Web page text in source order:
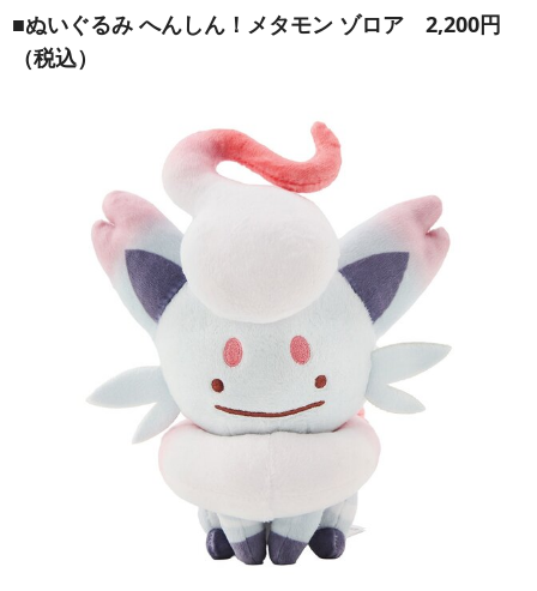
■ぬいぐるみ へんしん！メタモン ゾロア 2,200円
（税込）